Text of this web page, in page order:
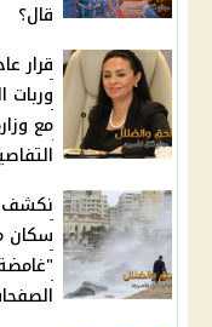
قال؟
قرار
وربات
مع
نكشف
سكان